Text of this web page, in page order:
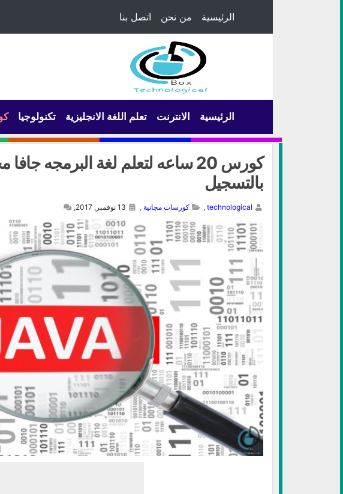
الرئيسية من نحن اتصل بنا
الرئيسية الانترنت تعلم اللغة الانجليزية تكنولوجيا
كورس 20 ساعه لتعلم لغة البرمجه
بالتسجيل
technological
, كورسات مجانية ,